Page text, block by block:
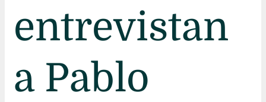
entrevistan
a Pablo